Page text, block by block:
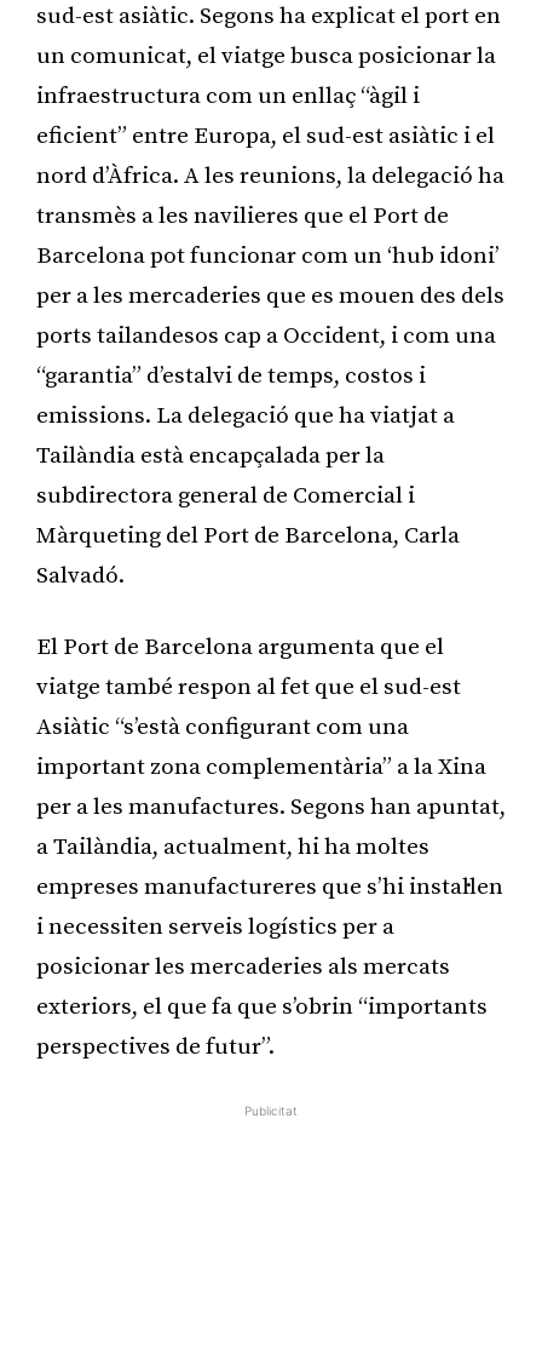
sud-est asiàtic. Segons ha explicat el port en
un comunicat, el viatge busca posicionar la
infraestructura com un enllaç “àgil i
eficient” entre Europa, el sud-est asiàtic i el
nord d’Àfrica. A les reunions, la delegació ha
transmès a les navilieres que el Port de
Barcelona pot funcionar com un ‘hub idoni’
per a les mercaderies que es mouen des dels
ports tailandesos cap a Occident, i com una
“garantia” d’estalvi de temps, costos i
emissions. La delegació que ha viatjat a
Tailàndia està encapçalada per la
subdirectora general de Comercial i
Màrqueting del Port de Barcelona, Carla
Salvadó.
El Port de Barcelona argumenta que el
viatge també respon al fet que el sud-est
Asiàtic “s’està configurant com una
important zona complementària” a la Xina
per a les manufactures. Segons han apuntat,
a Tailàndia, actualment, hi ha moltes
empreses manufactureres que s’hi instal·len
i necessiten serveis logístics per a
posicionar les mercaderies als mercats
exteriors, el que fa que s’obrin “importants
perspectives de futur”.
Publicitat